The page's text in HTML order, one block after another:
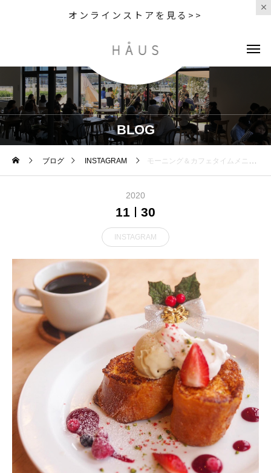
オンラインストアを見る>>
BLOG
ブログ INSTAGRAM モーニング＆カフェタイムメニュー期間限定ベリーのフレンチトースト真っ赤なベリーのが散りばめられた可愛らしいフレンチトーストトッピングはクリームチーズのアイスでベリーのソースとの相性がとっても最高🫐モーニングとカフェタイムでお楽しみ頂けるのでぜひ素敵なティータイムにどうぞ️◎デコレグループ感謝祭開催中期間中に各店舗でスタンプを集めて最大で¥3,000の商品券に@haus_matsue @decolle_matsue @yukarisou @groom_haus __________________________________ディナーのテイクアウトが可能に！お受け取り可能時間→17:00〜20:30テイクアウト専用アカウント↓@haus_cafe_take_out _________________________________HÅUS営業時間《 ショップ 営業時間 》11:00 〜 20:00《 レストラン 営業時間 》モーニング9:00〜11:00ランチ 11:30〜14:00カフェ 14:00〜17:00ディナー17:00〜21:00（LO20:30） Tel : 0852-61-5888#HAUS#HÅUS#松江旅行#島根旅行#TABLEHAUS#島根#松江#GOTOEat島根#GoToトラベル島根#haus_matsue#galette#ガレット#カレー#松江カレー#松江ランチ#松江カフェ#ランチ#lunch#モーニング#松江モーニング#松江ディナー#おしゃれ丼#ドリンク#テイクアウトドリンク#パフェ#松江パスタ#島根スイーツ#ケーキ#クリスマス2020
2020
11 30
INSTAGRAM